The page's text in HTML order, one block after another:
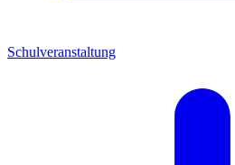
Schulveranstaltung